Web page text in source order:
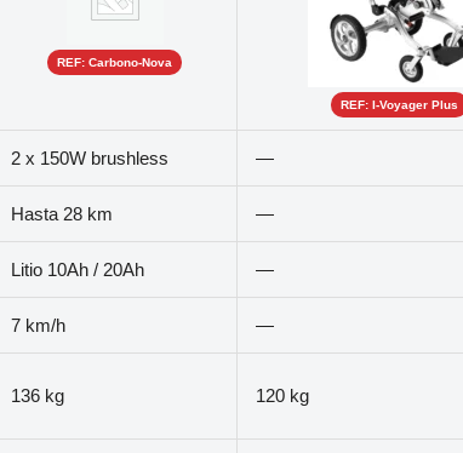
REF: Carbono-Nova
REF: I-Voyager Plus
2 x 150W brushless —
Hasta 28 km —
Litio 10Ah / 20Ah —
7 km/h —
136 kg 120 kg